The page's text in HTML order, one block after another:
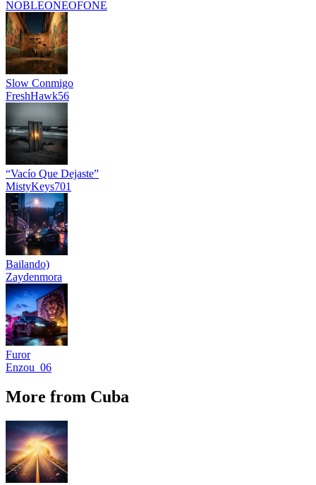
NOBLEONEOFONE
Slow Conmigo
FreshHawk56
“Vacío Que Dejaste”
MistyKeys701
Bailando)
Zaydenmora
Furor
Enzou_06
More from Cuba